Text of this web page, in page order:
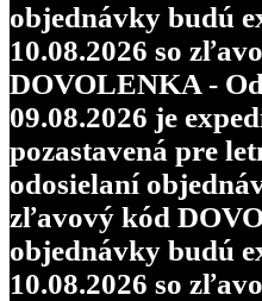
objednávky budú
10.08.2026 so
DOVOLENKA -
09.08.2026 je
pozastavená pre
odosielaní
zľavový kód
objednávky budú
10.08.2026 so